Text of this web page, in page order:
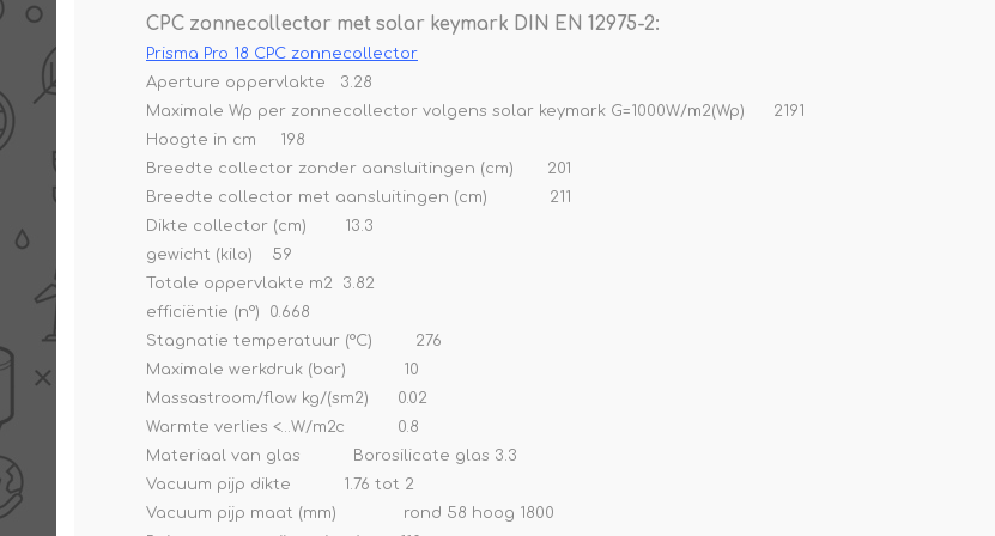
CPC zonnecollector met solar keymark DIN EN 12975-2:
Prisma Pro 18 CPC zonnecollector
Aperture oppervlakte 3.28
Maximale Wp per zonnecollector volgens solar keymark G=1000W/m2(Wp) 2191
Hoogte in cm 198
Breedte collector zonder aansluitingen (cm) 201
Breedte collector met aansluitingen (cm) 211
Dikte collector (cm) 13.3
gewicht (kilo) 59
Totale oppervlakte m2 3.82
efficiëntie (n°) 0.668
Stagnatie temperatuur (°C) 276
Maximale werkdruk (bar) 10
Massastroom/flow kg/(sm2) 0.02
Warmte verlies <…W/m2c 0.8
Materiaal van glas Borosilicate glas 3.3
Vacuum pijp dikte 1.76 tot 2
Vacuum pijp maat (mm) rond 58 hoog 1800